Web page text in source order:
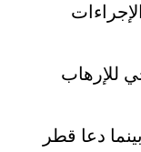
للإرهاب
دعا قطر